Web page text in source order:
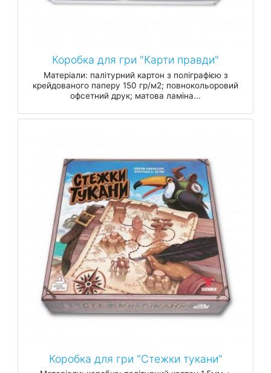
Коробка для гри "Карти правди"
Матеріали: палітурний картон з поліграфією з
крейдованого паперу 150 гр/м2; повнокольоровий
офсетний друк; матова ламіна...
Коробка для гри "Стежки тукани"